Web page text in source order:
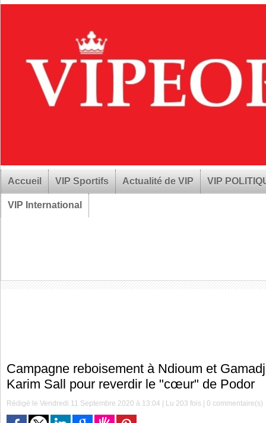
Accueil VIP Sportifs Actualité de VIP VIP
VIP International
Campagne reboisement à Ndioum et
Karim Sall pour reverdir le "cœur" de Podor
Rédigé le Vendredi 11 Septembre 2020 à 13:04 | Lu 203 fois |0 commentaire(s)